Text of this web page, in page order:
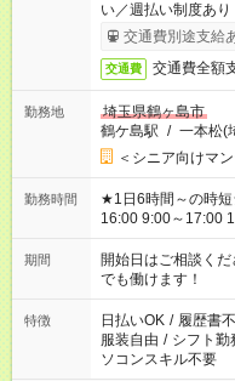
い／週払い制度あ
完了次第のお支払い
交通費別途支給
交通費 交通費全額
勤務地
埼玉県鶴ヶ島市
鶴ケ島駅 / 一本松(
＜シニア向けマ
勤務時間
★1日6時間～の時短シフトOK ★スタート
16:00 9:00～17:00 11:00
場合、他のお仕事
ん ※法令に基づき
となります ※労働者
短時間・短期間の
期間
開始日はご相談く
でも働けます！
特徴 日払いOK / 履歴書
服装自由 / シフト勤
ソコンスキル不要